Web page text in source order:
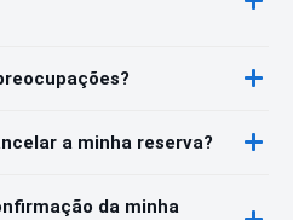
a minha reserva?
da minha